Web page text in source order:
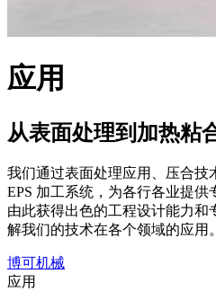
应用
从表面处理到加热粘
我们通过表面处理应用、压合技
EPS 加工系统，为各行各业提
由此获得出色的工程设计能力和
解我们的技术在各个领域的应用。
博可机械
应用